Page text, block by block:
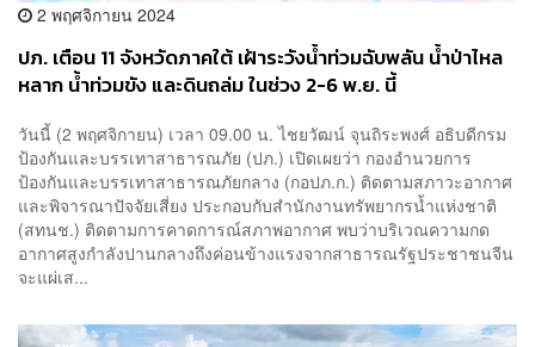
2 พฤศจิกายน 2024
ปภ. เตือน 11 จังหวัดภาคใต้ เฝ้าระวังน้ำท่วมฉับพลัน น้ำป่าไหล
หลาก น้ำท่วมขัง และดินถล่ม ในช่วง 2-6 พ.ย. นี้
วันนี้ (2 พฤศจิกายน) เวลา 09.00 น. ไชยวัฒน์ จุนถิระพงศ์ อธิบดีกรม
ป้องกันและบรรเทาสาธารณภัย (ปภ.) เปิดเผยว่า กองอำนวยการ
ป้องกันและบรรเทาสาธารณภัยกลาง (กอปภ.ก.) ติดตามสภาวะอากาศ
และพิจารณาปัจจัยเสี่ยง ประกอบกับสำนักงานทรัพยากรน้ำแห่งชาติ
(สทนช.) ติดตามการคาดการณ์สภาพอากาศ พบว่าบริเวณความกด
อากาศสูงกำลังปานกลางถึงค่อนข้างแรงจากสาธารณรัฐประชาชนจีน
จะแผ่เส...